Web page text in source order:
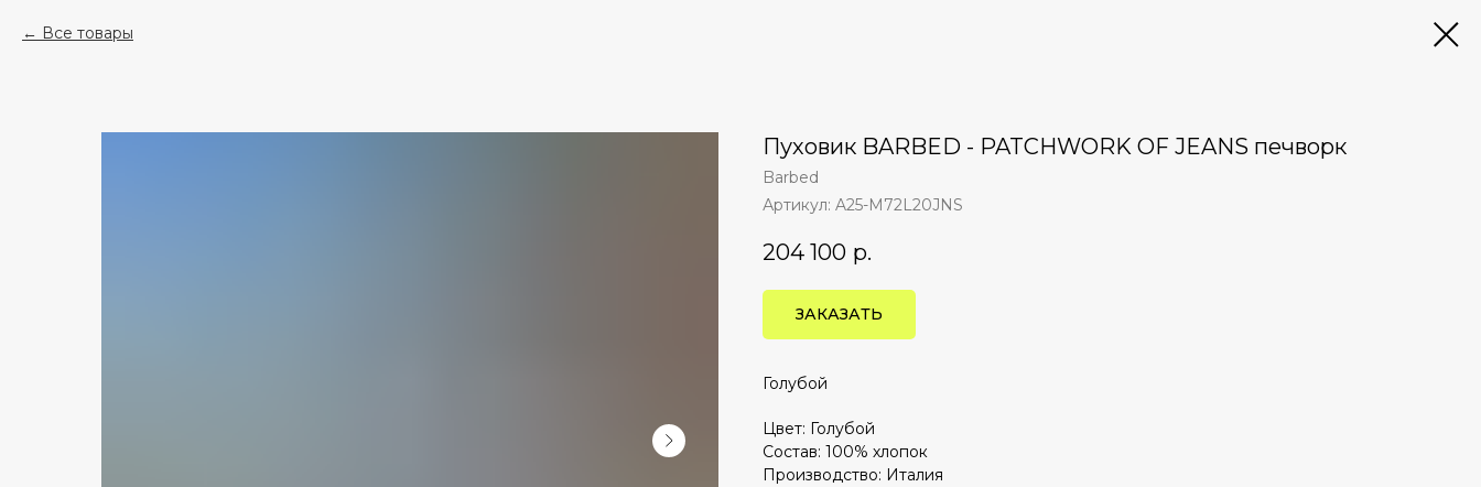
Все товары
Пуховик BARBED - PATCHWORK OF JEANS печворк
Barbed
Артикул: A25-M72L20JNS
204 100 р.
ЗАКАЗАТЬ
Голубой
Цвет: Голубой
Состав: 100% хлопок
Производство: Италия